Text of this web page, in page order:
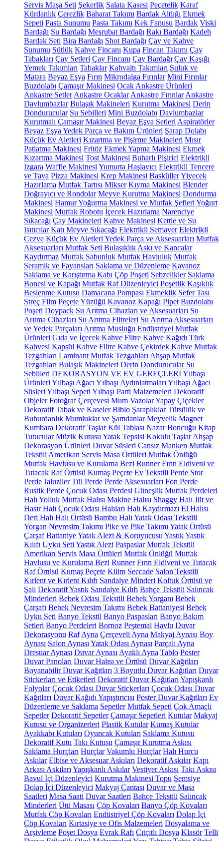
Servis Maşa Seti Şekerlik Salata Kasesi Peçetelik Karaf
Kürdanlık Çerezlik Baharat Takımı Bardak Altlığı Ekmek
Sepeti Pasta Sunumu Pasta Takımı Kek Fanusu Bardak Viski
Bardağı Su Bardağı Meşrubat Bardağı Rakı Bardağı Kadeh
Bardak Seti Bira Bardağı Shot Bardağı Çay ve Kahve
Sunumu Sütlük Kahve Fincanı Kupa Fincan Takımı Çay
Tabakları Çay Setleri Çay Fincanı Çay Bardağı Çay Kaşığı
Yemek Takımları Tabaklar Kahvaltı Takımları Suluk ve
Matara Beyaz Eşya Fırın Mikrodalga Fırınlar Mini Fırınlar
Buzdolabı Çamaşır Makinesi Ocak Ankastre Ürünleri
Ankastre Setler Ankastre Ocaklar Ankastre Fırınlar Ankastre
Davlumbazlar Bulaşık Makineleri Kurutma Makinesi Derin
Dondurucular Su Sebilleri Mini Buzdolabı Davlumbazlar
Kurutmalı Çamaşır Makinesi Beyaz Eşya Setleri Aspiratörler
Beyaz Eşya Yedek Parça ve Bakım Ürünleri Şarap Dolabı
Küçük Ev Aletleri Kızartma ve Pişirme Makineleri Mısır
Patlatma Makinesi Fritöz Ekmek Yapma Makinesi Ekmek
Kızartma Makinesi Tost Makinesi Buharlı Pişirici Elektrikli
Izgara Waffle Makinesi Yumurta Haşlayıcı Elektrikli Tencere
ve Tava Pizza Makinesi Krep Makinesi BasküllerYiyecek
Hazırlama Mutfak Tartısı Mikser Kıyma Makinesi Blender
Doğrayıcı ve Rondolar Meyve Kurutma Makinesi Dondurma
Makinesi Hamur Yoğurma Makinesi ve Mutfak Şefleri Yoğurt
Makinesi Mutfak Robotu İçecek Hazırlama Narenciye
Sıkacağı Çay Makineleri Kahve Makinesi Kettle ve Su
Isıtıcılar Katı Meyve Sıkacağı Elektrikli Semaver Elektrikli
Cezve Küçük Ev Aletleri Yedek Parça ve Aksesuarları Mutfak
Aksesuarları Mutfak Seti Bulaşıklık Askı ve Kancalar
Kaydırmaz Mutfak Sabunluk Mutfak Havluluk Mutfak
Seramik ve Fayansları Saklama ve Düzenleme Kavanoz
Saklama ve Karıştırma Kabı Çöp Poşeti Sebzelikler Saklama
Bonesi ve Kapağı Mutfak Raf Düzenleyici Poşetlik Kaşıklık
Beslenme Kutusu Damacana Pompası Ekmeklik Sefer Tası
Streç Film Peçete Yüzüğü Kavanoz Kapağı Pipet Buzdolabı
Poşeti Doypack Su Arıtma Cihazları ve Aksesuarları Su
Arıtma Cihazları Su Arıtma Filtreleri Su Arıtma Aksesuarları
ve Yedek Parçaları Arıtma Musluğu Endüstriyel Mutfak
Ürünleri Gıda ve İçecek Kahve Filtre Kahve Kağıdı Türk
Kahvesi Kapsül Kahve Filtre Kahve Çekirdek Kahve Mutfak
Tezgahları Laminant Mutfak Tezgahları Ahşap Mutfak
Tezgahları Bulaşık Makineleri Derin Dondurucular Su
Sebilleri DEKORASYON VE EV GEREÇLERİYılbaşı
Ürünleri Yılbaşı Ağacı Yılbaşı Aydınlatmaları Yılbaşı Ağacı
Süsleri Yılbaşı Sepeti Yılbaşı Parti Malzemeleri Dekoratif
Objeler Fotoğraf Çerçevesi Mum VazolarYapay Çiçekler
Dekoratif Tabak ve Kaseler Biblo Şaraplıklar Tütsülük ve
Buhurdanlık Mumluklar ve Şamdanlar Meyvelik Magnet
Kumbara Dekoratif Taşlar Kül Tablası Nazar Boncuğu Kitap
Tutucular Müzik Kutusu Yatak Tepsisi Kokulu Taşlar Ahşap
Dekorasyon Ürünleri Duvar Süsleri Cansız Manken Mutfak
Tekstili Amerikan Servis Masa Örtüleri Mutfak Önlüğü
Mutfak Havlusu ve Kurulama Bezi Runner Fırın Eldiveni ve
Tutacak Raf Örtüsü Kumaş Peçete Ev Tekstili Perde Stor
Perde Jaluziler Tül Perde Perde Aksesuarları Fon Perde
Rustik Perde Çocuk Odası Perdesi Güneşlik Mutfak Perdeleri
Halı Yolluk Mutfak Halısı Makine Halısı Shaggy Halı Jüt ve
Hasır Halı Çocuk Odası Halıları Halı Kaydırmazı El Halısı
Deri Halı Halı Örtüsü Bambu Halı Yatak Odası Tekstili
Yorgan Nevresim Takımı Pike ve Pike Takımı Yatak Örtüsü
Çarşaf BattaniyeYatak Alezi & Koruyucusu YastıkYastık
Kılıfı Uyku Seti Yastık Alezi Paspaslar Mutfak Tekstili
Amerikan Servis Masa Örtüleri Mutfak Önlüğü Mutfak
Havlusu ve Kurulama Bezi Runner Fırın Eldiveni ve Tutacak
Raf Örtüsü Kumaş Peçete Kilim Seccade Salon Tekstili
Kırlent ve Kırlent Kılıfı Sandalye Minderi Koltuk Örtüsü ve
Şalı Dekoratif Yastık Sandalye Kılıfı Bahçe Tekstili Salıncak
Minderleri Bebek Odası Tekstili Bebek Yorganı Bebek
Çarşafı Bebek Nevresim Takımı Bebek Battaniyesi Bebek
Uyku Seti Banyo Tekstil Banyo Paspasları Banyo Bakım
Setleri Banyo Perdeleri Bornoz Peştemal Havlu Duvar
Dekorasyonu Raf Ayna Çerçeveli Ayna Makyaj Aynası Boy
Aynası Salon Aynası Yatak Odası Aynası Parçalı Ayna
Dresuar Aynası Duvar Aynası Ayaklı Ayna Tablo Poster
Duvar Panoları Duvar Halısı ve Örtüsü Duvar Kağıtları
Boyanabilir Duvar Kağıtları 3 Boyutlu Duvar Kağıtları Duvar
Stickerları ve Etiketleri Dekoratif Duvar Kağıtları Yapışkanlı
Folyolar Çocuk Odası Duvar Stickerları Çocuk Odası Duvar
Kağıtları Duvar Kağıdı Yapıştırıcısı Poster Duvar Kağıtları Ev
Düzenleme ve Saklama Sepetler Mutfak Sepeti Çok Amaçlı
Sepetler Dekoratif Sepetler Çamaşır Sepetleri Kutular Makyaj
Kutusu ve Organizerleri Plastik Kutular Kumaş Kutular
Ayakkabı Kutuları Oyuncak Kutuları Saklama Kutusu
Dekoratif Kutu Takı Kutusu Çamaşır Kurutma Askısı
Saklama Hurçları Hurçlar Vakumlu Hurçlar Halı Hurcu
Askılar Elbise ve Aksesuar Askıları Dekoratif Askılar Kapı
Arkası Askıları Yapışkanlı Askılar Vestiyer Askısı Takı Askısı
Bavul İçi Düzenleyici Kurutma Makinesi Topu Şemsiye
Dolap İçi Düzenleyici Makyaj Çantası Duvar ve Masa
Saatleri Masa Saati Duvar Saatleri Bahçe Tekstili Salıncak
Minderleri Ütü Masası Çöp Kovaları Banyo Çöp Kovaları
Mutfak Çöp Kovaları Endüstriyel Çöp Kovaları Dolap İçi
Çöp Kovaları Kırtasiye ve Ofis Malzemeleri Dosyalama ve
Arşivleme Poşet Dosya Evrak Rafı Çıtçıtlı Dosya Klasör Telli